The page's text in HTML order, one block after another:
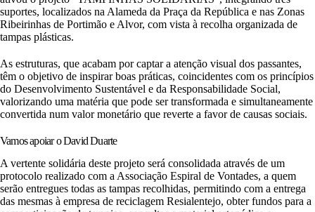
suportes, localizados na Alameda da Praça da República e nas Zonas
Ribeirinhas de Portimão e Alvor, com vista à recolha organizada de
tampas plásticas.
As estruturas, que acabam por captar a atenção visual dos passantes,
têm o objetivo de inspirar boas práticas, coincidentes com os princípios
do Desenvolvimento Sustentável e da Responsabilidade Social,
valorizando uma matéria que pode ser transformada e simultaneamente
convertida num valor monetário que reverte a favor de causas sociais.
Vamos apoiar o David Duarte
A vertente solidária deste projeto será consolidada através de um
protocolo realizado com a Associação Espiral de Vontades, a quem
serão entregues todas as tampas recolhidas, permitindo com a entrega
das mesmas à empresa de reciclagem Resialentejo, obter fundos para a